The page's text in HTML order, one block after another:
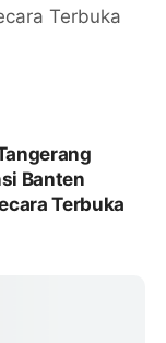
Banten
Terbuka